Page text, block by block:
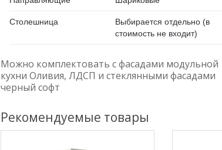
Столешница
Выбирается отдельно (в
стоимость не входит)
Можно комплектовать с фасадами модульной
кухни Оливия, ЛДСП и стеклянными фасадами
черный софт
Рекомендуемые товары